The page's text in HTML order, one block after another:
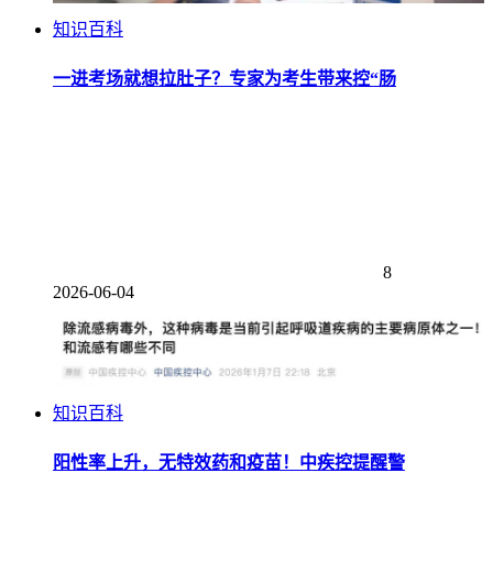
知识百科
一进考场就想拉肚子？专家为考生带来控“肠
8
2026-06-04
知识百科
阳性率上升，无特效药和疫苗！中疾控提醒警